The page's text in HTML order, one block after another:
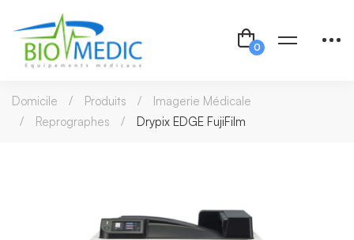
Domicile Produits
Imagerie Médicale
Reprographes
Drypix EDGE FujiFilm